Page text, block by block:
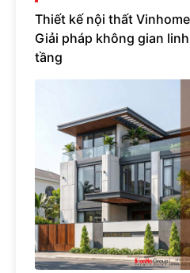
Thiết kế nội thất
Giải pháp không gian
tầng